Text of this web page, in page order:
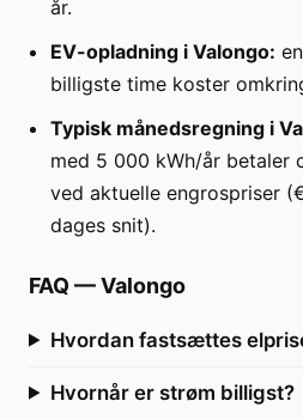
år.
EV-opladning i Valongo:
billigste time koster
Typisk månedsregning i
med 5 000 kWh/år betaler
ved aktuelle engrospriser
dages snit).
FAQ —Valongo
Hvordan fastsættes
Hvornår er strøm billigst?